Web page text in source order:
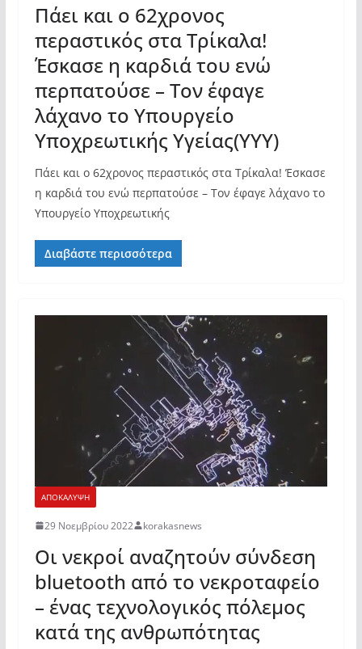
Πάει και ο 62χρονος
περαστικός στα Τρίκαλα!
Έσκασε η καρδιά του ενώ
περπατούσε – Τον έφαγε
λάχανο το Υπουργείο
Υποχρεωτικής Υγείας(ΥΥΥ)
Πάει και ο 62χρονος περαστικός στα Τρίκαλα! Έσκασε
η καρδιά του ενώ περπατούσε – Τον έφαγε λάχανο το
Υπουργείο Υποχρεωτικής
Διαβάστε περισσότερα
ΑΠΟΚΑΛΥΨΗ
29 Νοεμβρίου 2022 korakasnews
Οι νεκροί αναζητούν σύνδεση
bluetooth από το νεκροταφείο
– ένας τεχνολογικός πόλεμος
κατά της ανθρωπότητας